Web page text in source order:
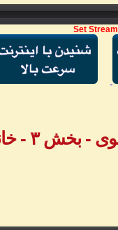
Set
۳ - خانم بهار